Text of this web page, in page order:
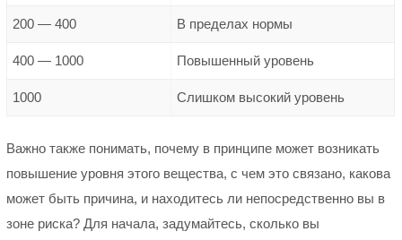
200 — 400 В пределах нормы
400 — 1000 Повышенный уровень
1000 Слишком высокий уровень
Важно также понимать, почему в принципе может возникать
повышение уровня этого вещества, с чем это связано, какова
может быть причина, и находитесь ли непосредственно вы в
зоне риска? Для начала, задумайтесь, сколько вы